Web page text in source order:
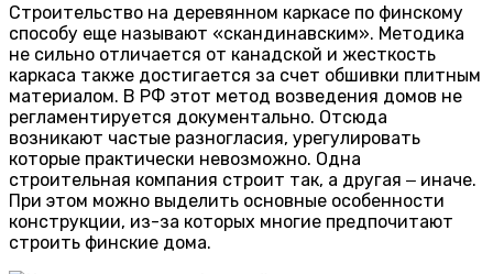
Строительство на деревянном каркасе по финскому
способу еще называют «скандинавским». Методика
не сильно отличается от канадской и жесткость
каркаса также достигается за счет обшивки плитным
материалом. В РФ этот метод возведения домов не
регламентируется документально. Отсюда
возникают частые разногласия, урегулировать
которые практически невозможно. Одна
строительная компания строит так, а другая ‒ иначе.
При этом можно выделить основные особенности
конструкции, из-за которых многие предпочитают
строить финские дома.